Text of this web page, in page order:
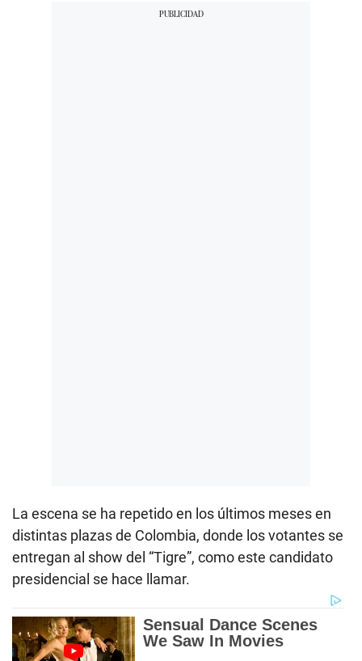
La escena se ha repetido en los últimos meses en
distintas plazas de Colombia, donde los votantes se
entregan al show del “Tigre”, como este candidato
presidencial se hace llamar.